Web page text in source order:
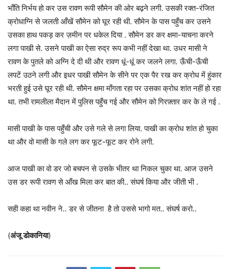
भाँति निर्भय हो कर उस रावण रूपी सौमेन की ओर बढ़ने लगी. उसकी रक्त-रंजित
क्रोधाग्नि से जलती आँखें सौमेन को घूर रही थी. सौमेन के पास पहुँच कर उसने
उसका हाथ पकड़ कर ज़मीन पर धकेल दिया . सौमेन डर कर क्षमा-याचना करने
लगा पाखी से. उसने पाखी का ऐसा रुद्र रूप कभी नहीं देखा था. उधर मासी ने
रावण के पुतले को अग्नि दे दी थी और रावण धूं-धूं कर जलने लगा. ऊँची-ऊँची
लपटें उठने लगी और इधर पाखी सौमेन के सीने पर एक पैर रख कर क्रोध में हुंकार
भरती हुई उसे घूर रही थी. सौमेन क्षमा माँगता रहा पर उसका क्रोध शांत नहीं हो रहा
था. तभी रामलीला मैदान में पुलिस पहुँच गई और सौमेन को गिरफ़्तार कर के ले गई .
मासी पाखी के पास पहुँची और उसे गले से लगा लिया. पाखी का क्रोध शांत हो चुका
था और वो मासी के गले लग कर फूट-फूट कर रोने लगी.
आज पाखी का वो डर जो बचपन से उसके भीतर था निकल चुका था. आज उसने
उस डर रूपी रावण से आँख मिला कर बात की.. संघर्ष किया और जीती भी .
सही कहा था नवीन ने.. डर से जीतना है तो उससे भागो मत.. संघर्ष करो..
(अंजू डोकानिया)